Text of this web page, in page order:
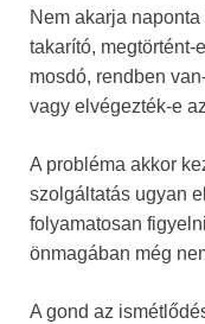
Nem akarja
takarító, megtörtént-
mosdó, rendben
vagy elvégezték-e
A probléma akkor
szolgáltatás ugyan
folyamatosan
önmagában még
A gond az